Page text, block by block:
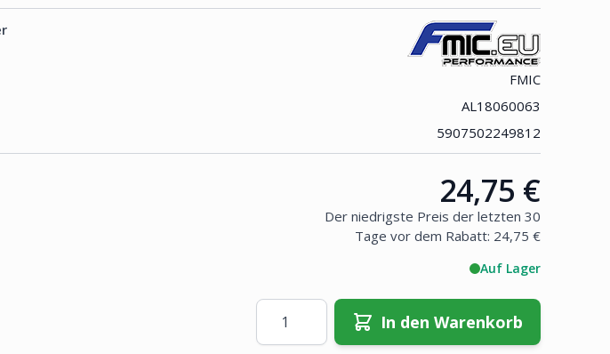
FMIC
AL18060063
5907502249812
Price:
24,75 €
Der niedrigste Preis der letzten 30
Tage vor dem Rabatt: 24,75 €
Auf Lager
Menge
In den Warenkorb